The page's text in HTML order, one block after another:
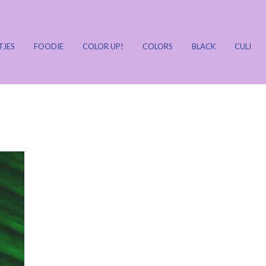
FOODIE COLOR UP! COLORS BLACK CULI